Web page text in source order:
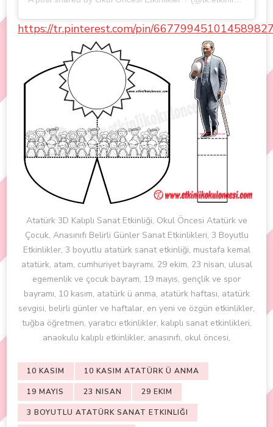
https://tr.pinterest.com/pin/
Atatürk 3D Kalıplı Sanat Etkinliği, Okul Öncesi Atatürk ve
Çocuk, Anasınıfı Belirli Günler Sanat Etkinlikleri, 3 Boyutlu
Etkinlikler, 3 boyutlu atatürk sanat etkinliği, mustafa kemal
atatürk, atam, cumhuriyet bayramı, 29 ekim, 23 nisan, ulusal
egemenlik ve çocuk bayram, 19 mayıs, gençlik ve spor
bayramı, 10 kasım, atatürk ü anma, atatürk haftası, atatürk
sevgisi, belirli günler ve haftalar, en yeni ve özgün etkinlikler,
tuğba öğretmen, yaratıcı etkinlikler, kalıplı sanat etkinlikleri,
anaokulu kalıplı etkinlikler, anasınıfı, okul öncesi,
10 KASIM 10 KASIM ATATÜRK Ü ANMA
19 MAYIS 23 NISAN 29 EKIM
3 BOYUTLU ATATÜRK SANAT ETKINLIĞI